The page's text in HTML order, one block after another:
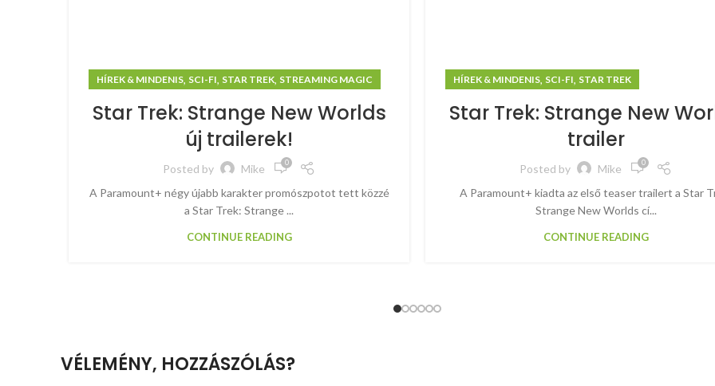
HÍREK & MINDENIS, SCI-FI, STAR TREK, STREAMING MAGIC
Star Trek: Strange New Worlds
új trailerek!
Posted by Mike 0
A Paramount+ négy újabb karakter promószpotot tett közzé
a Star Trek: Strange ...
CONTINUE READING
HÍREK & MINDENIS, SCI-FI, STAR TREK
Star Trek: Strange New
trailer
Posted by Mike 0
A Paramount+ kiadta az első teaser trailert a Star
Strange New Worlds cí...
CONTINUE READING
VÉLEMÉNY, HOZZÁSZÓLÁS?